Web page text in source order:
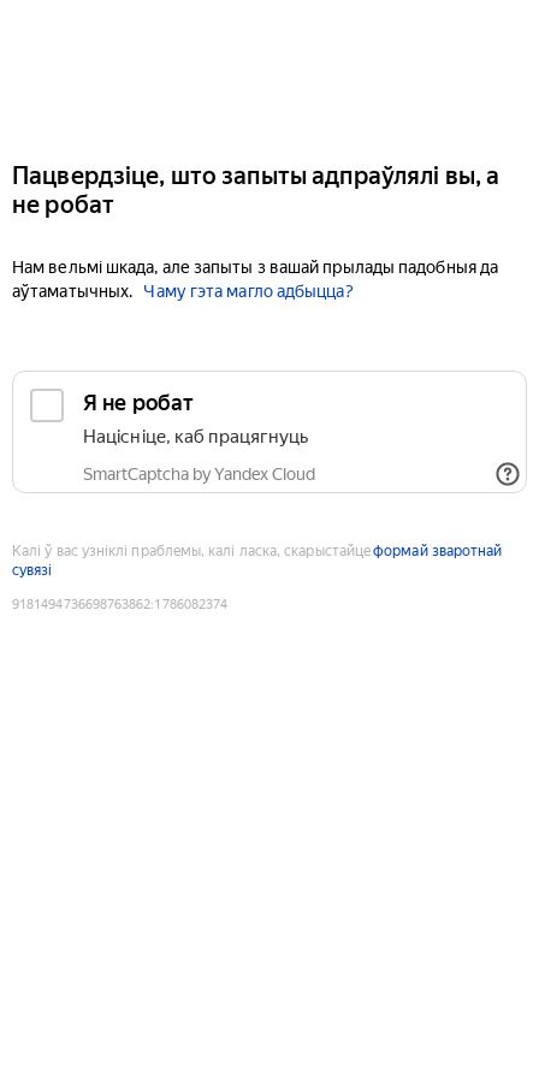
Пацвердзіце, што запыты адпраўлялі вы, а
не робат
Нам вельмі шкада, але запыты з вашай прылады падобныя да
аўтаматычных.
Чаму гэта магло адбыцца?
Я не робат
Націсніце, каб працягнуць
SmartCaptcha by Yandex Cloud
Калі ў вас узніклі праблемы, калі ласка, скарыстайцеформай зваротнай
сувязі
9181494736698763862:1786082374